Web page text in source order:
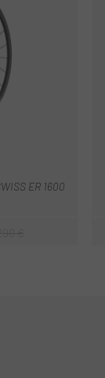
ER 1600
regular